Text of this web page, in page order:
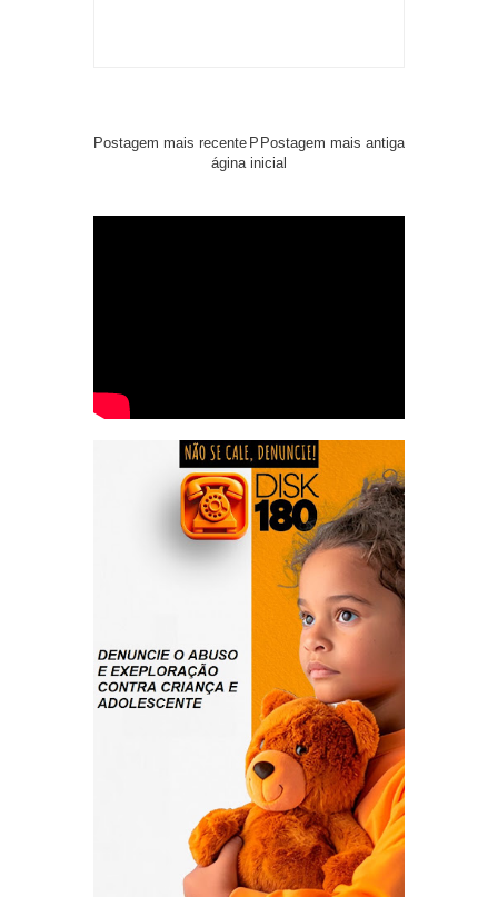
Postagem mais recente Postagem mais antiga
P
ágina inicial